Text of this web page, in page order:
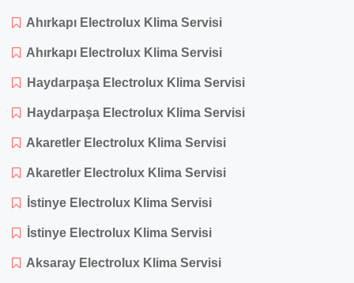
Ahırkapı Electrolux Klima Servisi
Ahırkapı Electrolux Klima Servisi
Haydarpaşa Electrolux Klima Servisi
Haydarpaşa Electrolux Klima Servisi
Akaretler Electrolux Klima Servisi
Akaretler Electrolux Klima Servisi
İstinye Electrolux Klima Servisi
İstinye Electrolux Klima Servisi
Aksaray Electrolux Klima Servisi